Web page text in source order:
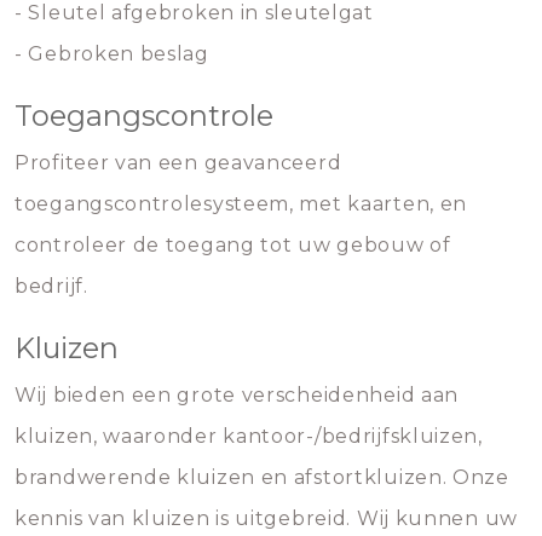
- Sleutel afgebroken in sleutelgat
- Gebroken beslag
Toegangscontrole
Profiteer van een geavanceerd
toegangscontrolesysteem, met kaarten, en
controleer de toegang tot uw gebouw of
bedrijf.
Kluizen
Wij bieden een grote verscheidenheid aan
kluizen, waaronder kantoor-/bedrijfskluizen,
brandwerende kluizen en afstortkluizen. Onze
kennis van kluizen is uitgebreid. Wij kunnen uw